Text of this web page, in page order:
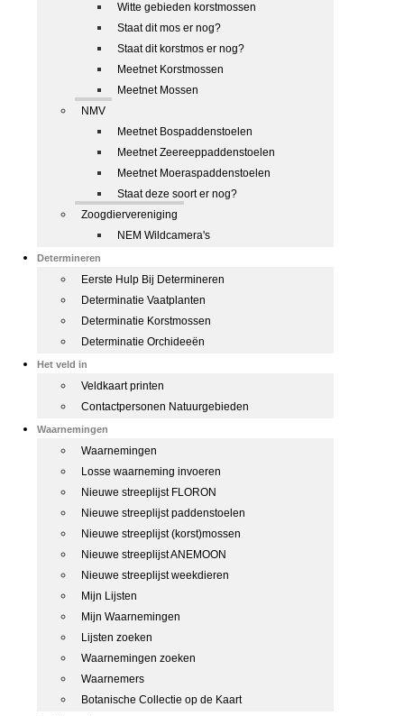
Witte gebieden korstmossen
Staat dit mos er nog?
Staat dit korstmos er nog?
Meetnet Korstmossen
Meetnet Mossen
NMV
Meetnet Bospaddenstoelen
Meetnet Zeereeppaddenstoelen
Meetnet Moeraspaddenstoelen
Staat deze soort er nog?
Zoogdiervereniging
NEM Wildcamera's
Determineren
Eerste Hulp Bij Determineren
Determinatie Vaatplanten
Determinatie Korstmossen
Determinatie Orchideeën
Het veld in
Veldkaart printen
Contactpersonen Natuurgebieden
Waarnemingen
Waarnemingen
Losse waarneming invoeren
Nieuwe streeplijst FLORON
Nieuwe streeplijst paddenstoelen
Nieuwe streeplijst (korst)mossen
Nieuwe streeplijst ANEMOON
Nieuwe streeplijst weekdieren
Mijn Lijsten
Mijn Waarnemingen
Lijsten zoeken
Waarnemingen zoeken
Waarnemers
Botanische Collectie op de Kaart